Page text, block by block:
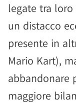
legate tra
un distacco
presente in
Mario Kart),
abbandonare
maggiore